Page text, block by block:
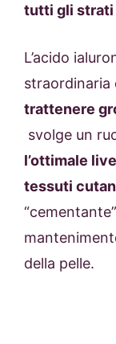
tutti gli strati
L’acido
straordinaria
trattenere
svolge un
l’ottimale
tessuti
della pelle.